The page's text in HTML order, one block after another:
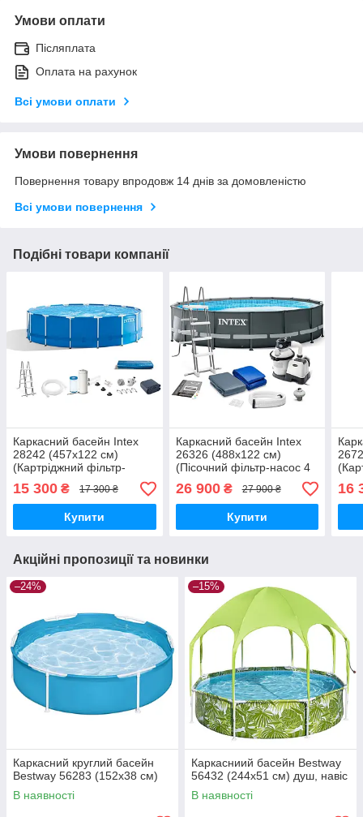
Умови оплати
Післяплата
Оплата на рахунок
Всі умови оплати
Умови повернення
Повернення товару впродовж 14 днів за домовленістю
Всі умови повернення
Подібні товари компанії
Каркасний басейн Intex
28242 (457x122 см)
(Картріджний фільтр-
насос 3 785 л/год,
драбина, тент, підстилка)
15 300 ₴ 17 300 ₴
Купити
Каркасний басейн Intex
26326 (488x122 см)
(Пісочний фільтр-насос 4
000 л/год, драбина, тент,
підстилка)
26 900₴ 27 900 ₴
Купити
16
Акційні пропозиції та новинки
–24%
Каркасний круглий басейн
Bestway 56283 (152х38 см)
В наявності
–15%
Каркасниий басейн Bestway
56432 (244х51 см) душ, навіс
В наявності